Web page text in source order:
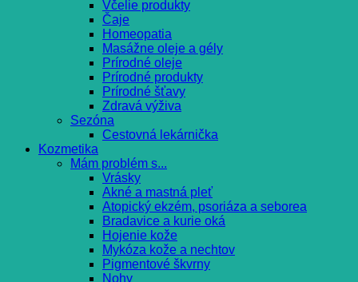
Včelie produkty
Čaje
Homeopatia
Masážne oleje a gély
Prírodné oleje
Prírodné produkty
Prírodné šťavy
Zdravá výživa
Sezóna
Cestovná lekárnička
Kozmetika
Mám problém s...
Vrásky
Akné a mastná pleť
Atopický ekzém, psoriáza a seborea
Bradavice a kurie oká
Hojenie kože
Mykóza kože a nechtov
Pigmentové škvrny
Nohy